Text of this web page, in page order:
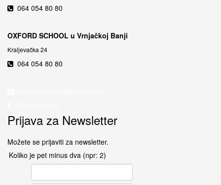
064 054 80 80
OXFORD SCHOOL u Vrnjačkoj Banji
Kraljevačka 24
064 054 80 80
Prijava za Newsletter
Možete se prijaviti za newsletter.
Koliko je pet minus dva (npr: 2)